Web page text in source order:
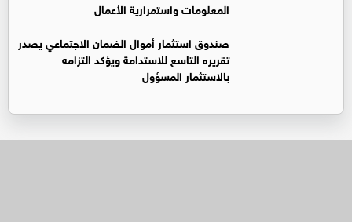
المعلومات واستمرارية الأعمال
صندوق استثمار أموال الضمان الاجتماعي يصدر
تقريره التاسع للاستدامة ويؤكد التزامه
بالاستثمار المسؤول